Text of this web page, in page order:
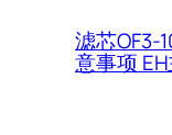
滤芯OF3-
意事项